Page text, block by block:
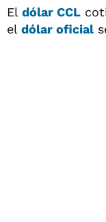
El dólar CCL
el dólar oficial